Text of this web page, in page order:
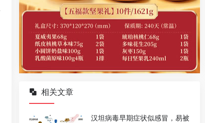
相关文章
汉坦病毒早期症状似感冒，易被